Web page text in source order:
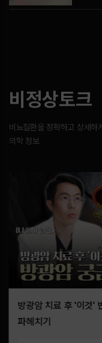
비정상토크
비뇨질환을 정확하고 상세하
의학 정보
방광암 치료 후 '이것'
파헤치기